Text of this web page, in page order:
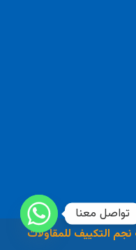
التكييف للمقاولات
تواصل معنا